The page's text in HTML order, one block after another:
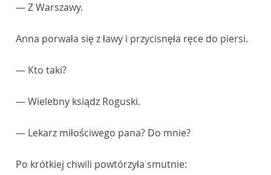
— Z Warszawy.
Anna porwała się z ławy i przycisnęła ręce do piersi.
— Kto taki?
— Wielebny ksiądz Roguski.
— Lekarz miłościwego pana? Do mnie?
Po krótkiej chwili powtórzyła smutnie: